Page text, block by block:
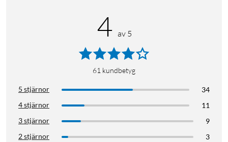
4 av 5
61 kundbetyg
5 stjärnor
34
4 stjärnor
11
3 stjärnor
9
2 stjärnor
3